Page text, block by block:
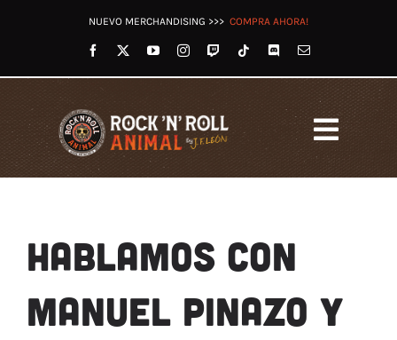
NUEVO MERCHANDISING >>> COMPRA AHORA!
OTROS PODCASTS
VÍDEOS
TWITCH
HABLAMOS CON
MANUEL PINAZO Y